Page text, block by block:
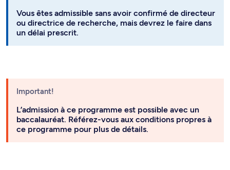
Vous êtes admissible sans avoir confirmé de directeur
ou directrice de recherche, mais devrez le faire dans
un délai prescrit.
Important!
L’admission à ce programme est possible avec un
baccalauréat. Référez-vous aux conditions propres à
ce programme pour plus de détails.